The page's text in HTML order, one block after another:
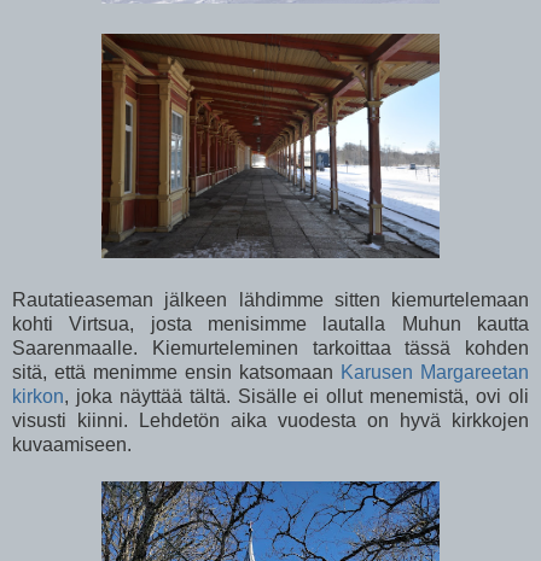
Rautatieaseman jälkeen lähdimme sitten kiemurtelemaan
kohti Virtsua, josta menisimme lautalla Muhun kautta
Saarenmaalle. Kiemurteleminen tarkoittaa tässä kohden
sitä, että menimme ensin katsomaan Karusen Margareetan
kirkon, joka näyttää tältä. Sisälle ei ollut menemistä, ovi oli
visusti kiinni. Lehdetön aika vuodesta on hyvä kirkkojen
kuvaamiseen.